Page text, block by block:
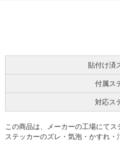
貼付け済
付属ス
対応ス
この商品は、メーカーの工場にて
ステッカーのズレ・気泡・かすれ